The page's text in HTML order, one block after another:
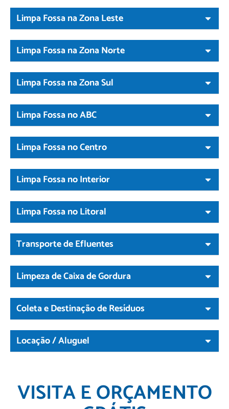
Limpa Fossa na Zona Leste
Limpa Fossa na Zona Norte
Limpa Fossa na Zona Sul
Limpa Fossa no ABC
Limpa Fossa no Centro
Limpa Fossa no Interior
Limpa Fossa no Litoral
Transporte de Efluentes
Limpeza de Caixa de Gordura
Coleta e Destinação de Resíduos
Locação / Aluguel
VISITA E ORÇAMENTO